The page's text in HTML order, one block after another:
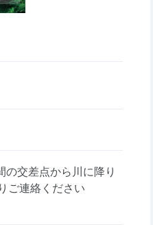
の交差点から川に降り
ご連絡ください